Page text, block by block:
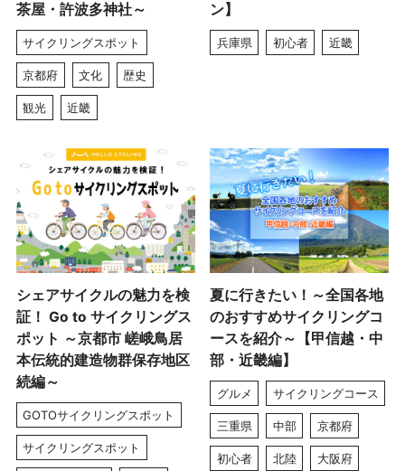
茶屋・許波多神社～
サイクリングスポット
京都府 文化 歴史
観光 近畿
ン】
兵庫県 初心者 近畿
シェアサイクルの魅力を検
証！ Go to サイクリングス
ポット ～京都市 嵯峨鳥居
本伝統的建造物群保存地区
続編～
GOTOサイクリングスポット
サイクリングスポット
夏に行きたい！～全国各地
のおすすめサイクリングコ
ースを紹介～【甲信越・中
部・近畿編】
グルメ サイクリングコース
三重県 中部 京都府
初心者 北陸 大阪府